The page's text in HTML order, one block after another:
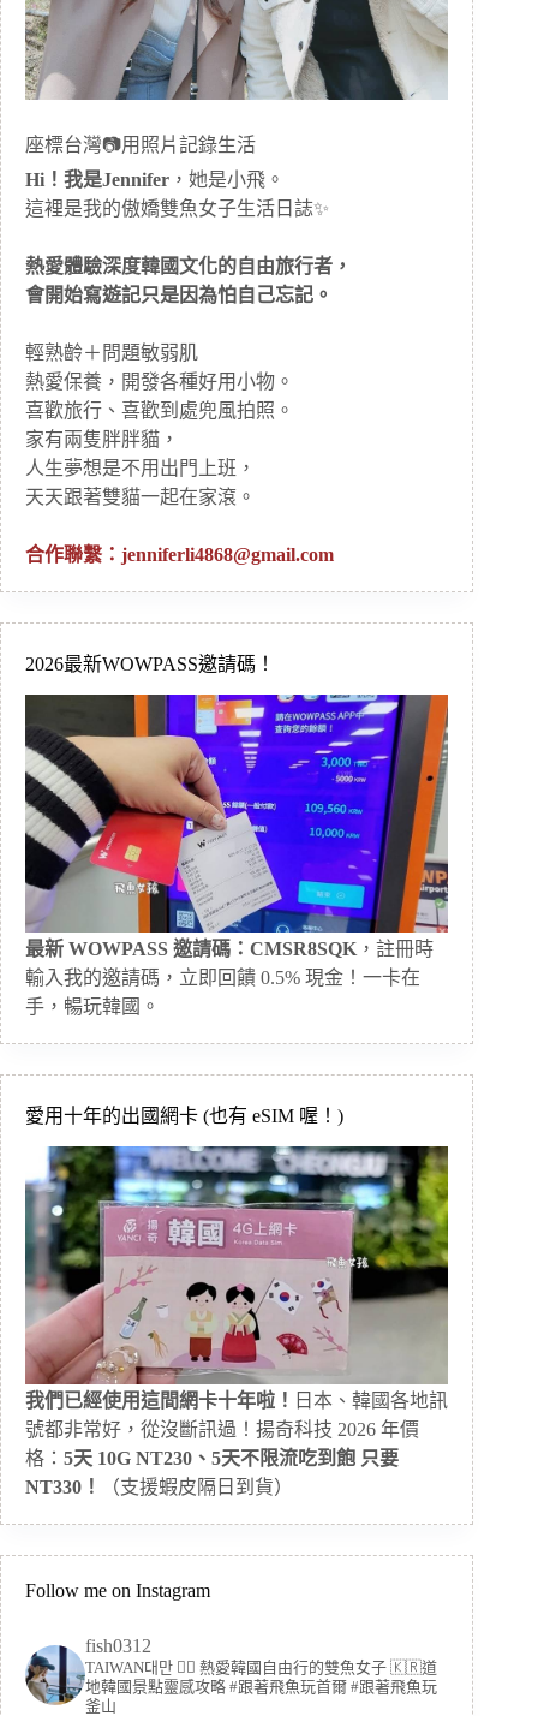
座標台灣📷用照片記錄生活
Hi！我是Jennifer ，她是小飛。
這裡是我的傲嬌雙魚女子生活日誌✨
熱愛體驗深度韓國文化的自由旅行者，
會開始寫遊記只是因為怕自己忘記。
輕熟齡＋問題敏弱肌
熱愛保養，開發各種好用小物。
喜歡旅行、喜歡到處兜風拍照。
家有兩隻胖胖貓，
人生夢想是不用出門上班，
天天跟著雙貓一起在家滾。
合作聯繫： jenniferli4868@gmail.com
2026最新WOWPASS邀請碼！
最新 WOWPASS 邀請碼：CMSR8SQK ，註冊時
輸入我的邀請碼，立即回饋 0.5% 現金！一卡在
手，暢玩韓國。
愛用十年的出國網卡 (也有 eSIM 喔！)
我們已經使用這間網卡十年啦！ 日本、韓國各地訊
號都非常好，從沒斷訊過！揚奇科技 2026 年價
格： 5天 10G NT230、5天不限流吃到飽 只要
NT330！
（支援蝦皮隔日到貨）
Follow me on Instagram
fish0312
TAIWAN대만 🏳️‍🌈 熱愛韓國自由行的雙魚女子 🇰🇷道
地韓國景點靈感攻略 #跟著飛魚玩首爾 #跟著飛魚玩
釜山